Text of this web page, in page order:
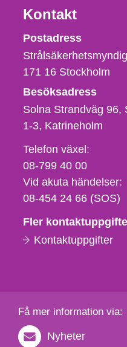
Kontakt
Postadress
171 16 Stockholm
Besöksadress
Solna Strandväg 96,
1-3 Katrineholm
Telefon,
fax
och
e-
Telefon växel:
08-799 40 00
Vid akuta händelser:
08-454 24 66 (SOS)
Fler
Kontaktuppgifter
Få mer information via:
Nyheter